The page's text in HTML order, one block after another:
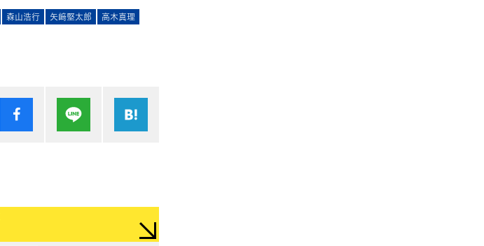
森山浩行 矢﨑堅太郎
高木真理
シェア Lineで送る